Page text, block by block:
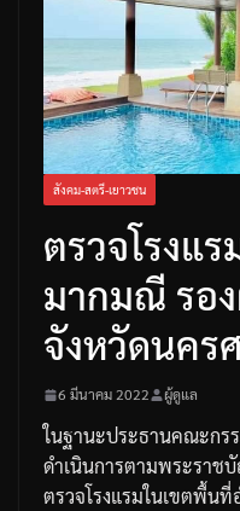
สังคม-สตรี-เยาวชน
ตรวจโรงแ
มากมณี รอ
จังหวัดนคร
6 มีนาคม 2022 ผู้ดูแล
ในฐานะประธานคณะกร
ดำเนินการตามพระราช
ตรวจโรงแรมในเขตพื้นที่